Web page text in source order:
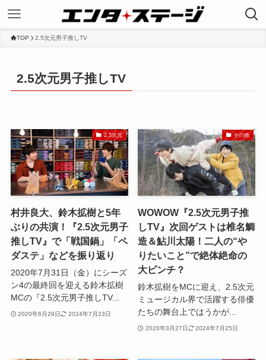
TOP 2.5次元男子推しTV
2.5次元男子推しTV
2.5次元
村井良大、鈴木拡樹と5年
ぶりの共演！『2.5次元男子
推しTV』で「戦国鍋」「ペ
ダステ」などを振り返り
2020年7月31日（金）にシーズ
ン4の最終回を迎える鈴木拡樹
MCの『2.5次元男子推しTV...
2020年6月29日 2024年7月23日
その他
WOWOW『2.5次元男子推
しTV』次回ゲストは椎名鯛
造＆鮎川太陽！二人の“や
りたいこと”で絶体絶命の
大ピンチ？
鈴木拡樹をMCに迎え、2.5次元
ミュージカル界で活躍する俳優
たちの舞台上ではうかが...
2020年3月27日 2024年7月25日